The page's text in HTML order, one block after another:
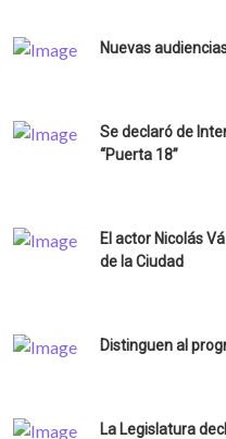
Nuevas
Se declaró de
“Puerta 18”
El actor Nicolás
de la Ciudad
Distinguen al
La Legislatura